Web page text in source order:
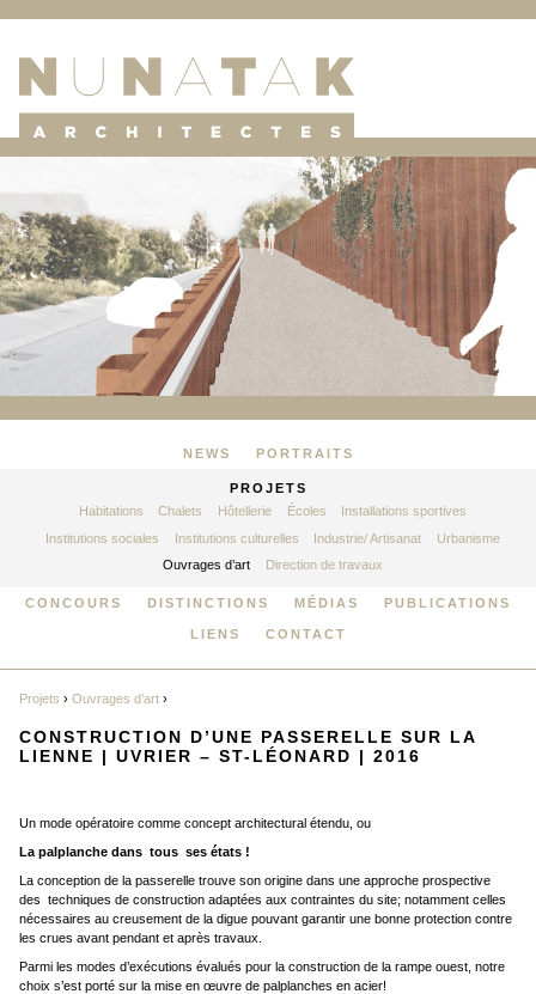
NEWS PORTRAITS
PROJETS
Habitations
Chalets Hôtellerie Écoles
Installations sportives
Institutions sociales
Institutions culturelles Industrie/ Artisanat
Urbanisme
Ouvrages d’art
Direction de travaux
CONCOURS DISTINCTIONS MÉDIAS PUBLICATIONS
LIENS CONTACT
Projets › Ouvrages d’art ›
CONSTRUCTION D’UNE PASSERELLE SUR LA
LIENNE | UVRIER – ST-LÉONARD | 2016
Un mode opératoire comme concept architectural étendu, ou
La palplanche dans tous ses états !
La conception de la passerelle trouve son origine dans une approche prospective
des techniques de construction adaptées aux contraintes du site; notamment celles
nécessaires au creusement de la digue pouvant garantir une bonne protection contre
les crues avant pendant et après travaux.
Parmi les modes d’exécutions évalués pour la construction de la rampe ouest, notre
choix s’est porté sur la mise en œuvre de palplanches en acier!